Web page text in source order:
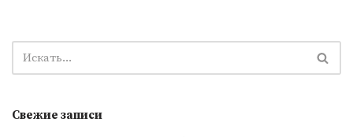
Свежие записи